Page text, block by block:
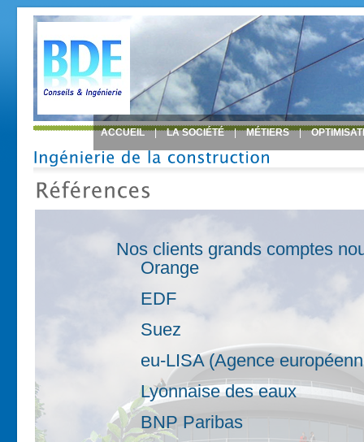
ACCUEIL | LA SOCIÉTÉ | MÉTIERS |
Nos clients grands comptes
Orange
EDF
Suez
eu-LISA (Agence
Lyonnaise des eaux
BNP Paribas